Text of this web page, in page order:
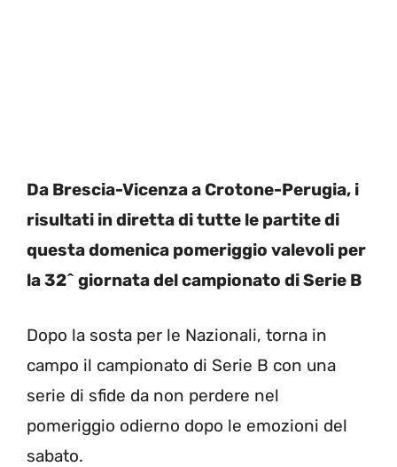
Da Brescia-Vicenza a Crotone-Perugia, i
risultati in diretta di tutte le partite di
questa domenica pomeriggio valevoli per
la 32^ giornata del campionato di Serie B
Dopo la sosta per le Nazionali, torna in
campo il campionato di Serie B con una
serie di sfide da non perdere nel
pomeriggio odierno dopo le emozioni del
sabato.